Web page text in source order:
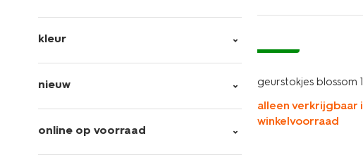
kleur
nieuw
online op voorraad
geurstokjes blossom
alleen verkrijgbaar
winkelvoorraad